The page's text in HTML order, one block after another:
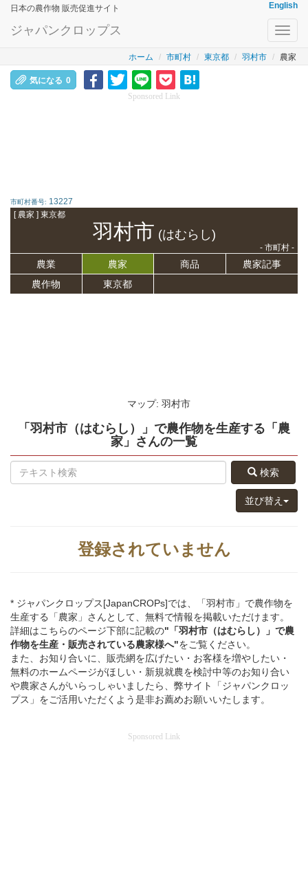
日本の農作物 販売促進サイト English
ジャパンクロップス
ホーム 市町村 東京都 羽村市 農家
気になる 0
Sponsored Link
市町村番号: 13227
[ 農家 ] 東京都
羽村市 (はむらし)
- 市町村 -
農業 農家 商品
農家記事
農作物
東京都
マップ: 羽村市
「羽村市（はむらし）」 で農作物を生産する 「農
家」さんの一覧
検索
並び替え
登録されていません
* ジャパンクロップス[JapanCROPs]では、「羽村市」で農作物を
生産する「農家」さんとして、無料で情報を掲載いただけます。
詳細はこちらのページ下部に記載の"「羽村市（はむらし）」 で農
作物を生産・販売されている農家様へ"をご覧ください。
また、お知り合いに、販売網を広げたい・お客様を増やしたい・
無料のホームページがほしい・新規就農を検討中等のお知り合い
や農家さんがいらっしゃいましたら、弊サイト「ジャパンクロッ
プス」をご活用いただくよう是非お薦めお願いいたします。
Sponsored Link